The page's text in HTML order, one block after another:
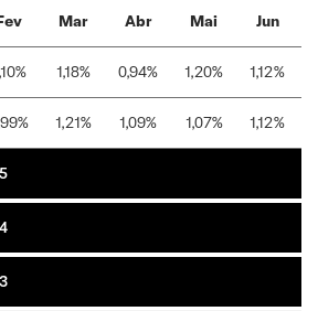
Mar Abr Mai Jun
1,18% 0,94% 1,20% 1,12%
1,21% 1,09% 1,07% 1,12%